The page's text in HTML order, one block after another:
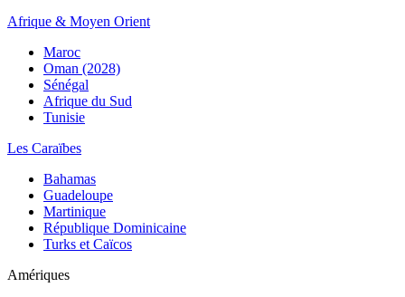
Afrique & Moyen Orient
Maroc
Oman (2028)
Sénégal
Afrique du Sud
Tunisie
Les Caraïbes
Bahamas
Guadeloupe
Martinique
République Dominicaine
Turks et Caïcos
Amériques